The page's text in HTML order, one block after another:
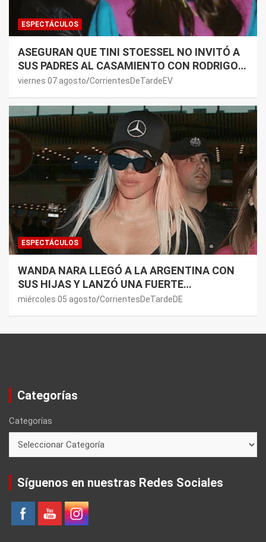
ESPECTÁCULOS
ASEGURAN QUE TINI STOESSEL NO INVITÓ A
SUS PADRES AL CASAMIENTO CON RODRIGO
DE PAUL: LOS MOTIVOS
viernes 07 agosto CorrientesDeTardeEV
ESPECTÁCULOS
WANDA NARA LLEGÓ A LA ARGENTINA CON
SUS HIJAS Y LANZÓ UNA FUERTE
PREMONICIÓN SOBRE MAURO ICARDI
miércoles 05 agosto CorrientesDeTardeDE
Categorías
Categorías
Síguenos en nuestras Redes Sociales